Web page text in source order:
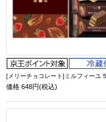
[メリーチョコレート]ミルフィーユ
価格 648円(税込)